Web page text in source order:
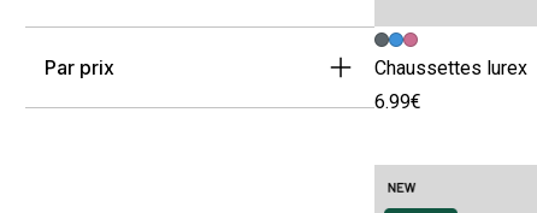
Par prix
Image précédente
Image suivante
Chaussettes lurex
6.99€